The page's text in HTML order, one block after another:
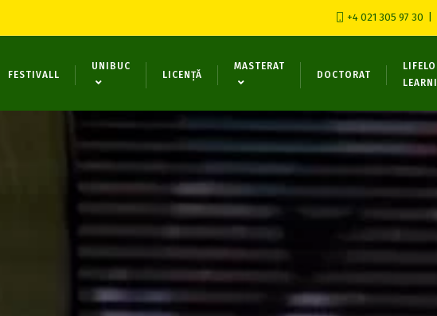
+4 021 305 97 30
FESTIVALL
UNIBUC
LICENȚĂ
MASTERAT
DOCTORAT